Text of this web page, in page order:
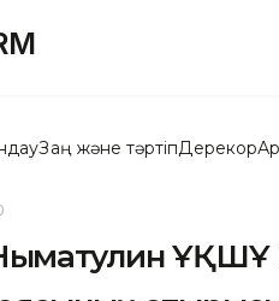
Заң және тәртіпДерекқор
ҰҚШҰ